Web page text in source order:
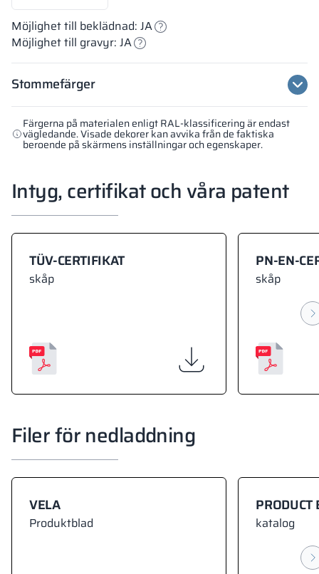
Färgerna på materialen enligt RAL-klassificering är endast
vägledande. Visade dekorer kan avvika från de faktiska
beroende på skärmens inställningar och egenskaper.
Möjlighet till beklädnad: JA
Möjlighet till gravyr: JA
Stommefärger
Intyg, certifikat och våra patent
TÜV-CERTIFIKAT
skåp
PN-EN-
skåp
Filer för nedladdning
VELA
Produktblad
PRODUCT
katalog